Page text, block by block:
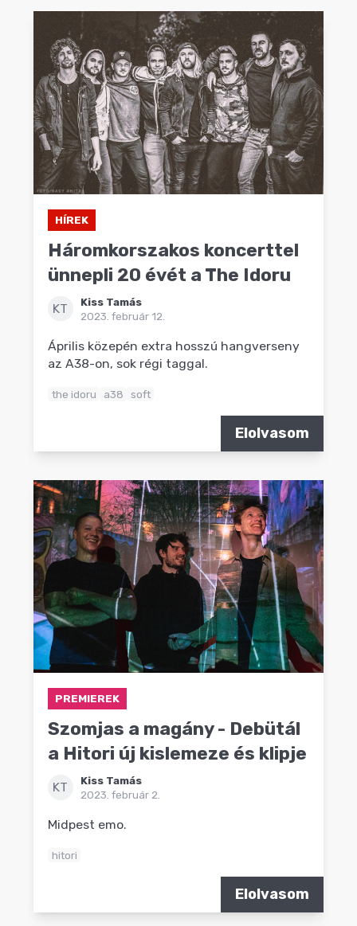
HÍREK
Háromkorszakos koncerttel
ünnepli 20 évét a The Idoru
KT
Kiss Tamás
2023. február 12.
Április közepén extra hosszú hangverseny
az A38-on, sok régi taggal.
the idoru a38 soft
Elolvasom
PREMIEREK
Szomjas a magány - Debütál
a Hitori új kislemeze és klipje
KT
Kiss Tamás
2023. február 2.
Midpest emo.
hitori
Elolvasom